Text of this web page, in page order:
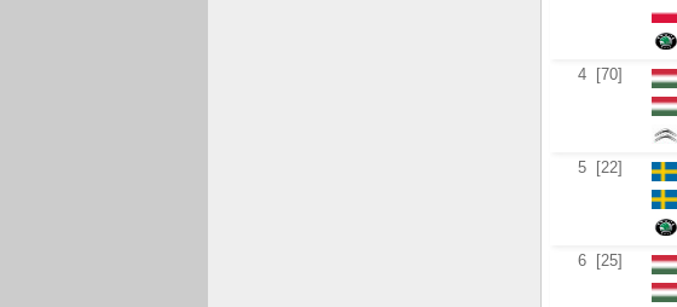
4
[70]
5
[22]
6
[25]